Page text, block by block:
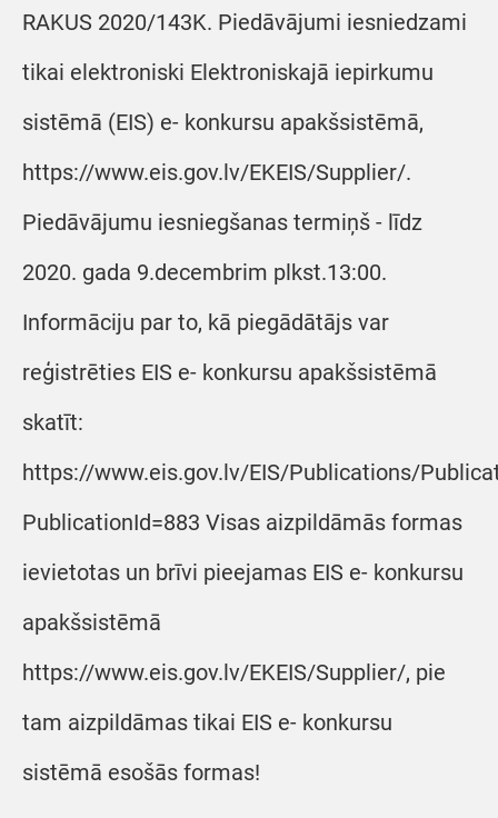
RAKUS 2020/143K. Piedāvājumi iesniedzami
tikai elektroniski Elektroniskajā iepirkumu
sistēmā (EIS) e- konkursu apakšsistēmā,
https://www.eis.gov.lv/EKEIS/Supplier/.
Piedāvājumu iesniegšanas termiņš - līdz
2020. gada 9.decembrim plkst.13:00.
Informāciju par to, kā piegādātājs var
reģistrēties EIS e- konkursu apakšsistēmā
skatīt:
https://www.eis.gov.lv/EIS/Publications/
PublicationId=883 Visas aizpildāmās formas
ievietotas un brīvi pieejamas EIS e- konkursu
apakšsistēmā
https://www.eis.gov.lv/EKEIS/Supplier/, pie
tam aizpildāmas tikai EIS e- konkursu
sistēmā esošās formas!